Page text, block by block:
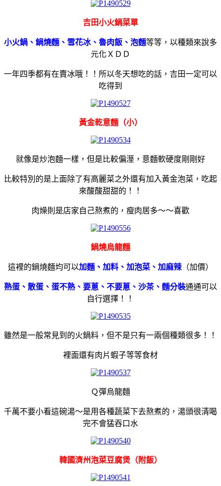
吉田小火鍋菜單
小火鍋、鍋燒麵、雪花冰、魯肉飯、泡麵等等，以種類來說多
元化ＸＤＤ
一年四季都有在賣冰哦！！所以冬天想吃的話，吉田一定可以
吃得到
黃金乾意麵（小）
就像是炒泡麵一樣，但是比較偏溼，意麵軟硬度剛剛好
比較特別的是上面除了有高麗菜之外還有加入黃金泡菜，吃起
來酸酸甜甜的！！
肉燥則是店家自己熬煮的，瘦肉居多～～喜歡
鍋燒烏龍麵
這裡的鍋燒麵均可以加麵、加料、加泡菜、加麻辣 （加價）
熟蛋、散蛋、蛋不熟、要蔥、不要蔥、沙茶、麵分裝通通可以
自行選擇！！
雖然是一般常見到的火鍋料，但不是只有一兩個種類很多！！
裡面還有肉片蝦子等等食材
Ｑ彈烏龍麵
千萬不要小看這碗湯～是用各種蔬菜下去熬煮的，湯頭很清喝
完不會猛吞口水
韓國濟州泡菜豆腐煲（附飯）